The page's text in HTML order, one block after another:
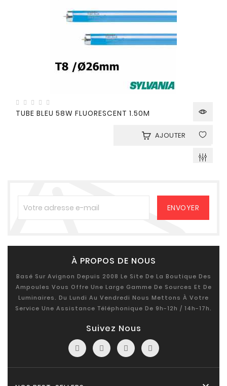
TUBE BLEU 58W FLUORESCENT 1.50M
AJOUTER
À PROPOS DE NOUS
Basé Sur Avignon Depuis 2008 Le Site De La Boutique Des
Ampoules Vous Offre Une Large Gamme De Sources Et De
Luminaires. Du Lundi Au Vendredi Nous Mettons À Votre
Service Une Assistance Téléphonique De 9h-12h / 14h-17h.
Suivez Nous